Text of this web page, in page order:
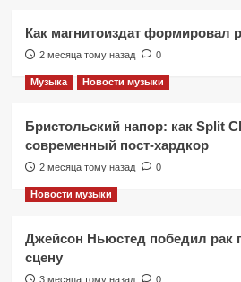
Как магнитоиздат формировал
2 месяца тому назад 0
Музыка Новости музыки
Бристольский напор: как Split
современный пост-хардкор
2 месяца тому назад 0
Новости музыки
Джейсон Ньюстед победил рак
сцену
3 месяца тому назад 0